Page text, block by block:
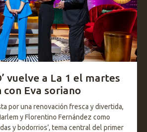
vuelve a La 1 el martes
con Eva soriano
por una renovación fresca y divertida,
y Florentino Fernández como
y bodorrios’, tema central del primer